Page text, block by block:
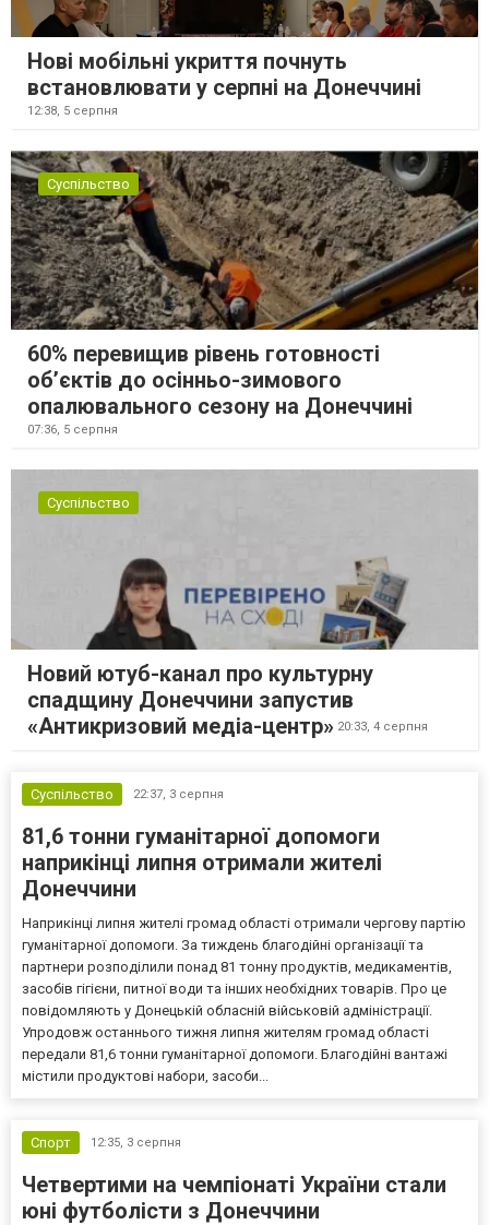
Нові мобільні укриття почнуть
встановлювати у серпні на Донеччині
12:38, 5 серпня
Суспільство
60% перевищив рівень готовності
об’єктів до осінньо-зимового
опалювального сезону на Донеччині
07:36, 5 серпня
Суспільство
Новий ютуб-канал про культурну
спадщину Донеччини запустив
«Антикризовий медіа-центр» 20:33, 4 серпня
Суспільство 22:37, 3 серпня
81,6 тонни гуманітарної допомоги
наприкінці липня отримали жителі
Донеччини
Наприкінці липня жителі громад області отримали чергову партію
гуманітарної допомоги. За тиждень благодійні організації та
партнери розподілили понад 81 тонну продуктів, медикаментів,
засобів гігієни, питної води та інших необхідних товарів. Про це
повідомляють у Донецькій обласній військовій адміністрації.
Упродовж останнього тижня липня жителям громад області
передали 81,6 тонни гуманітарної допомоги. Благодійні вантажі
містили продуктові набори, засоби...
Спорт 12:35, 3 серпня
Четвертими на чемпіонаті України стали
юні футболісти з Донеччини